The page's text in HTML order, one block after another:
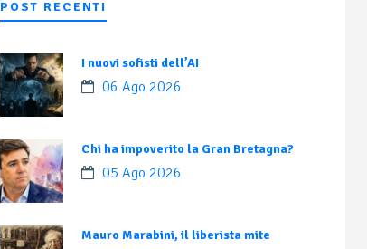
POST RECENTI
I nuovi sofisti dell’AI
06 Ago 2026
Chi ha impoverito la Gran Bretagna?
05 Ago 2026
Mauro Marabini, il liberista mite